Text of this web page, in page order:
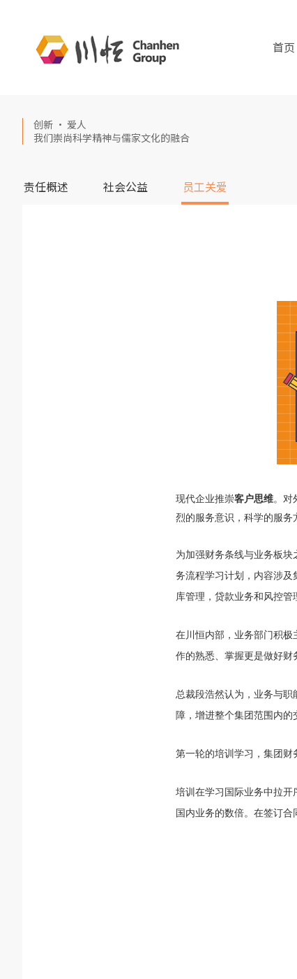
首页
创新 · 爱人
我们崇尚科学精神与儒家文化的融合
责任概述 社会公益 员工关爱
现代企业推崇客户思维。对
烈的服务意识，科学的服务
为加强财务条线与业务板块
务流程学习计划，内容涉及
库管理，贷款业务和风控管
在川恒内部，业务部门积
作的熟悉、掌握更是做好财
总裁段浩然认为，业务与
障，增进整个集团范围内的
第一轮的培训学习，集团财
培训在学习国际业务中拉开
国内业务的数倍。在签订